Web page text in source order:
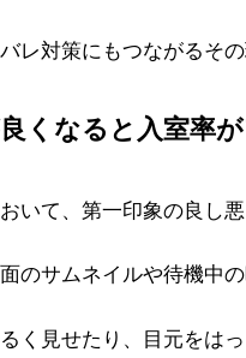
レ対策にもつながるそ
くなると入室率
いて、第一印象の良し
のサムネイルや待機中
く見せたり、目元をは